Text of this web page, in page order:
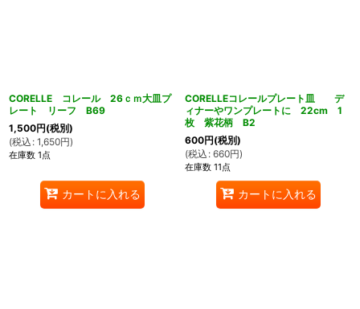
CORELLE コレール 26ｃｍ大皿プ
レート リーフ B69
1,500円(税別)
(税込 : 1,650円)
在庫数 1点
カートに入れる
CORELLEコレールプレート皿 デ
ィナーやワンプレートに 22cm 1
枚 紫花柄 B2
600円(税別)
(税込 : 660円)
在庫数 11点
カートに入れる